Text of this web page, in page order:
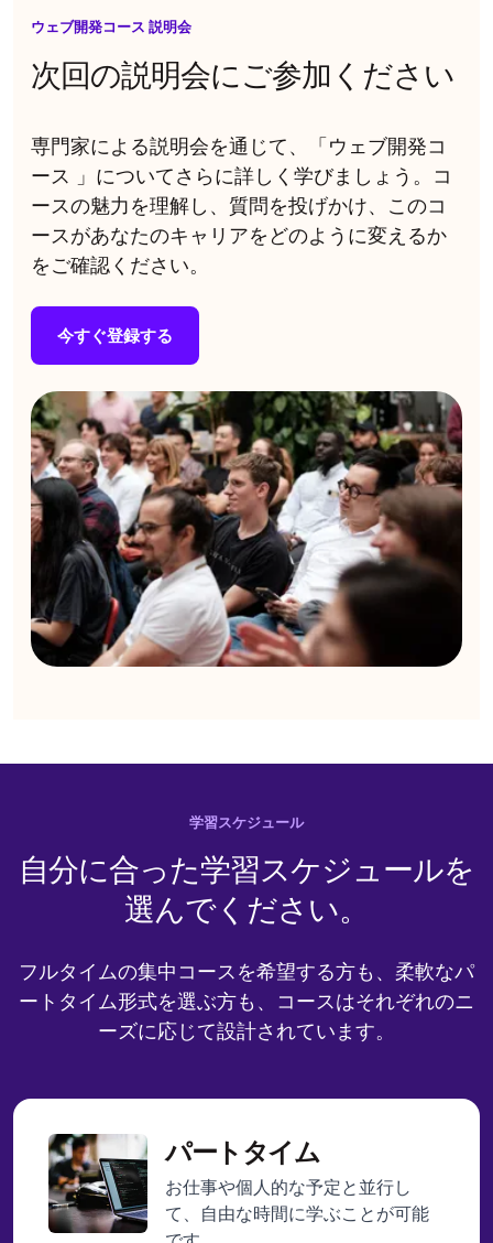
ウェブ開発コース 説明会
次回の説明会にご参加ください
専門家による説明会を通じて、「ウェブ開発コ
ース 」についてさらに詳しく学びましょう。コ
ースの魅力を理解し、質問を投げかけ、このコ
ースがあなたのキャリアをどのように変えるか
をご確認ください。
今すぐ登録する
学習スケジュール
自分に合った学習スケジュールを
選んでください。
フルタイムの集中コースを希望する方も、柔軟なパ
ートタイム形式を選ぶ方も、コースはそれぞれのニ
ーズに応じて設計されています。
パートタイム
お仕事や個人的な予定と並行し
て、自由な時間に学ぶことが可能